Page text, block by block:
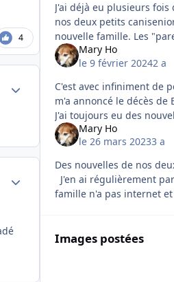
4
Author stats
J'ai déjà eu plusieurs fois
nos deux petits
nouvelle famille. Les
mais les enfants des
heureux d'avoir fait leu
Mary Ho
le 9 février 20242 a
C'est avec infiniment de
m'a annoncé le décès de
J'ai toujours eu des
amis par tél et je savais
récent détartra
Mary Ho
le 26 mars 20233 a
Des nouvelles de nos
famille n'a pas internet
Images postées